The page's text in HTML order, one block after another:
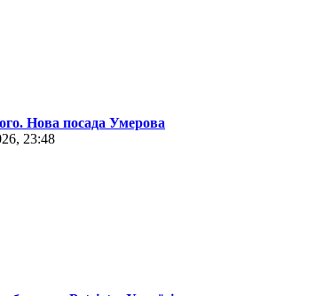
Нова посада Умерова
23:48